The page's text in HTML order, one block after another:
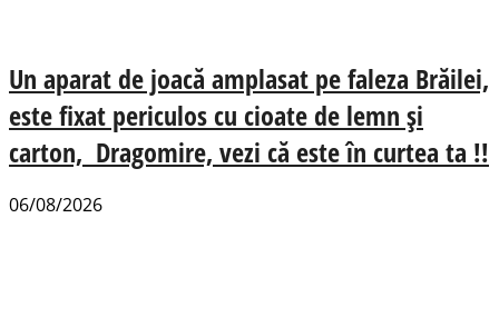
Un aparat de joacă amplasat pe faleza Brăilei,
este fixat periculos cu cioate de lemn și
carton, Dragomire, vezi că este în curtea ta !!
06/08/2026